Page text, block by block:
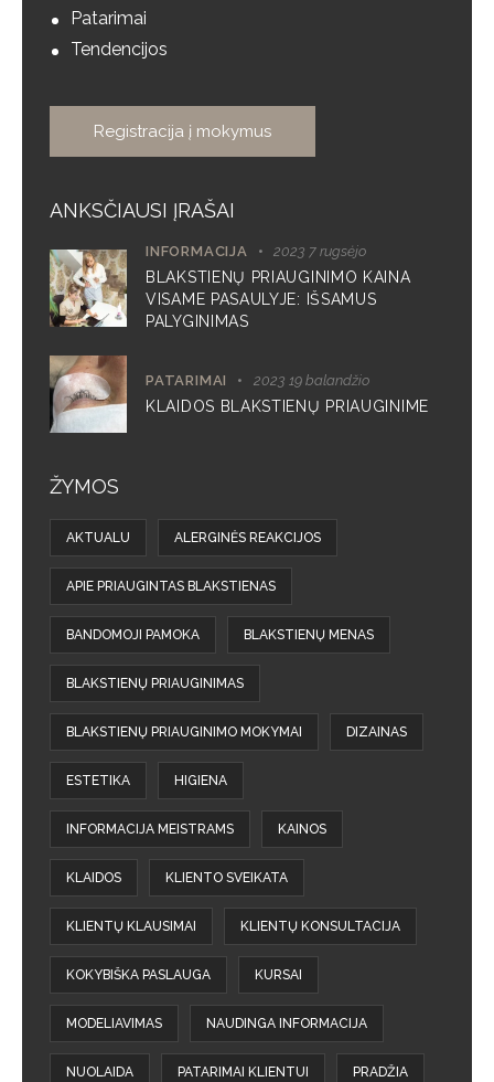
Patarimai
Tendencijos
Registracija į mokymus
ANKSČIAUSI ĮRAŠAI
INFORMACIJA 2023 7 rugsėjo
BLAKSTIENŲ PRIAUGINIMO KAINA
VISAME PASAULYJE: IŠSAMUS
PALYGINIMAS
PATARIMAI 2023 19 balandžio
KLAIDOS BLAKSTIENŲ PRIAUGINIME
ŽYMOS
AKTUALU ALERGINĖS REAKCIJOS
APIE PRIAUGINTAS BLAKSTIENAS
BANDOMOJI PAMOKA BLAKSTIENŲ MENAS
BLAKSTIENŲ PRIAUGINIMAS
BLAKSTIENŲ PRIAUGINIMO MOKYMAI DIZAINAS
ESTETIKA HIGIENA
INFORMACIJA MEISTRAMS KAINOS
KLAIDOS KLIENTO SVEIKATA
KLIENTŲ KLAUSIMAI KLIENTŲ KONSULTACIJA
KOKYBIŠKA PASLAUGA KURSAI
MODELIAVIMAS NAUDINGA INFORMACIJA
NUOLAIDA PATARIMAI KLIENTUI PRADŽIA